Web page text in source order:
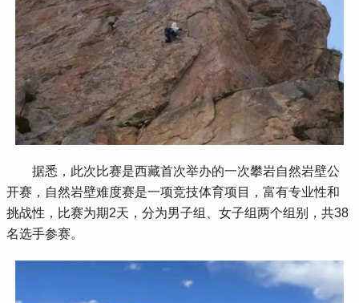
据悉，此次比赛是西藏首次举办的一次攀岩自然岩壁公
开赛，自然岩壁难度赛是一项竞技体育项目，富有专业性和
挑战性，比赛为期2天，分为男子组、女子组两个组别，共38
名选手参赛。